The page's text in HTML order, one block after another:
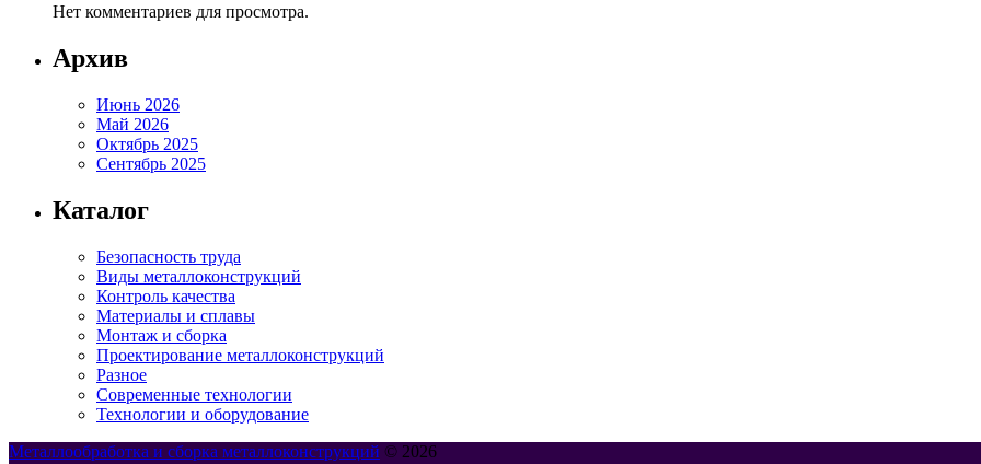
Нет комментариев для просмотра.
Архив
Июнь 2026
Май 2026
Октябрь 2025
Сентябрь 2025
Каталог
Безопасность труда
Виды металлоконструкций
Контроль качества
Материалы и сплавы
Монтаж и сборка
Проектирование металлоконструкций
Разное
Современные технологии
Технологии и оборудование
Металлообработка и сборка металлоконструкций © 2026